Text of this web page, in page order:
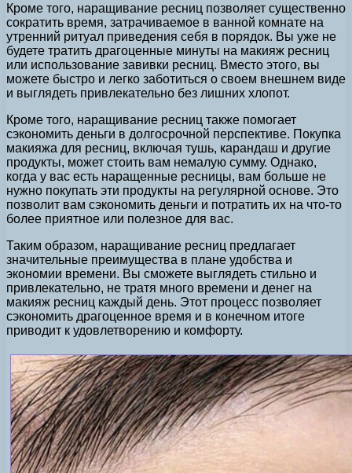
Кроме того, наращивание ресниц позволяет существенно
сократить время, затрачиваемое в ванной комнате на
утренний ритуал приведения себя в порядок. Вы уже не
будете тратить драгоценные минуты на макияж ресниц
или использование завивки ресниц. Вместо этого, вы
можете быстро и легко заботиться о своем внешнем виде
и выглядеть привлекательно без лишних хлопот.
Кроме того, наращивание ресниц также помогает
сэкономить деньги в долгосрочной перспективе. Покупка
макияжа для ресниц, включая тушь, карандаш и другие
продукты, может стоить вам немалую сумму. Однако,
когда у вас есть наращенные ресницы, вам больше не
нужно покупать эти продукты на регулярной основе. Это
позволит вам сэкономить деньги и потратить их на что-то
более приятное или полезное для вас.
Таким образом, наращивание ресниц предлагает
значительные преимущества в плане удобства и
экономии времени. Вы сможете выглядеть стильно и
привлекательно, не тратя много времени и денег на
макияж ресниц каждый день. Этот процесс позволяет
сэкономить драгоценное время и в конечном итоге
приводит к удовлетворению и комфорту.